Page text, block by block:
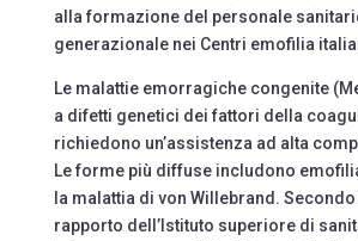
alla formazione del personale
generazionale nei Centri emofilia
Le malattie emorragiche congenite
a difetti genetici dei fattori della
richiedono un’assistenza ad alta
Le forme più diffuse includono
la malattia di von Willebrand. Secondo
rapporto dell’Istituto superiore di